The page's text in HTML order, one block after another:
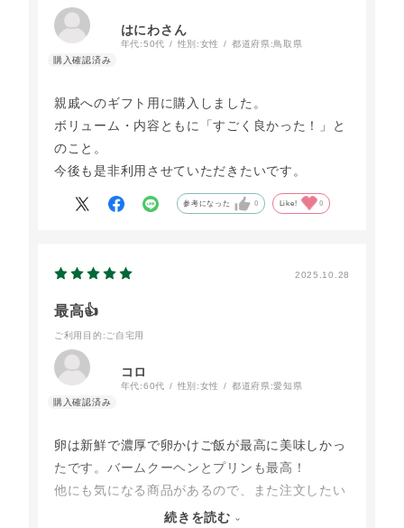
はにわさん
年代:50代 性別:女性 都道府県:鳥取県
親戚へのギフト用に購入しました。
ボリューム・内容ともに「すごく良かった！」と
のこと。
今後も是非利用させていただきたいです。
参考になった 0 Like! 0
2025.10.28
最高👍
ご利用目的 :ご自宅用
コロ
年代:60代 性別:女性 都道府県:愛知県
卵は新鮮で濃厚で卵かけご飯が最高に美味しかっ
たです。バームクーヘンとプリンも最高！
他にも気になる商品があるので、また注文したい
続きを読む